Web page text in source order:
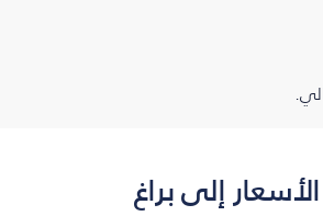
إلى براغ